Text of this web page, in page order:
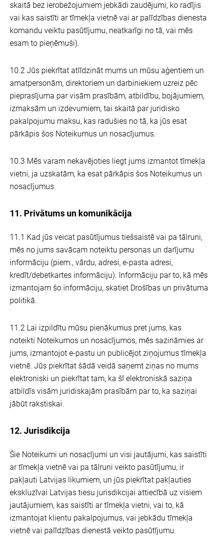
skaitā bez ierobežojumiem jebkādi zaudējumi, ko radījis
vai kas saistīti ar tīmekļa vietnē vai ar palīdzības dienesta
komandu veiktu pasūtījumu, neatkarīgi no tā, vai mēs
esam to pieņēmuši).
10.2 Jūs piekrītat atlīdzināt mums un mūsu aģentiem un
amatpersonām, direktoriem un darbiniekiem uzreiz pēc
pieprasījuma par visām prasībām, atbildību, bojājumiem,
izmaksām un izdevumiem, tai skaitā par juridisko
pakalpojumu maksu, kas radušies no tā, ka jūs esat
pārkāpis šos Noteikumus un nosacījumus.
10.3 Mēs varam nekavējoties liegt jums izmantot tīmekļa
vietni, ja uzskatām, ka esat pārkāpis šos Noteikumus un
nosacījumus.
11. Privātums un komunikācija
11.1 Kad jūs veicat pasūtījumus tiešsaistē vai pa tālruni,
mēs no jums savācam noteiktu personas un darījumu
informāciju (piem., vārdu, adresi, e-pasta adresi,
kredīt/debetkartes informāciju). Informāciju par to, kā mēs
izmantojam šo informāciju, skatiet Drošības un privātuma
politikā.
11.2 Lai izpildītu mūsu pienākumus pret jums, kas
noteikti Noteikumos un nosacījumos, mēs sazināmies ar
jums, izmantojot e-pastu un publicējot ziņojumus tīmekļa
vietnē. Jūs piekrītat šādā veidā saņemt ziņas no mums
elektroniski un piekrītat tam, ka šī elektroniskā saziņa
atbildīs visām juridiskajām prasībām par to, ka saziņai
jābūt rakstiskai.
12. Jurisdikcija
Šie Noteikumi un nosacījumi un visi jautājumi, kas saistīti
ar tīmekļa vietnē vai pa tālruni veikto pasūtījumu, ir
pakļauti Latvijas likumiem, un jūs piekrītat pakļauties
ekskluzīvai Latvijas tiesu jurisdikcijai attiecībā uz visiem
jautājumiem, kas saistīti ar tīmekļa vietni, vai to, kā
izmantojat klientu pakalpojumus, vai jebkādu tīmekļa
vietnē vai palīdzības dienestā veikto pasūtījumu.